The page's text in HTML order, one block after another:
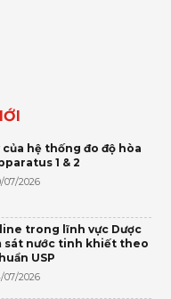
hệ thống đo độ hòa
1 & 2
07/2026
trong lĩnh vực Dược
sát nước tinh khiết theo
USP
07/2026